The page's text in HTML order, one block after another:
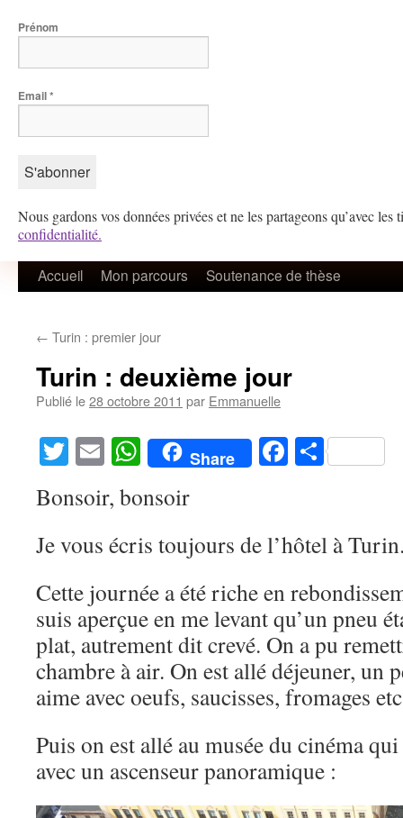
Aller
contenu
Accueil Mon parcours Soutenance de thèse
← Turin : premier jour
Turin : deuxième jour
Publié le28 octobre 2011 par Emmanuelle
Twitter
EmailWhatsApp
Share Facebook
Bonsoir, bonsoir
Je vous écris toujours de l’hôtel à
Cette journée a été riche en
suis aperçue en me levant qu’un pneu
plat, autrement dit crevé. On a pu
chambre à air. On est allé déjeuner, un
aime avec oeufs, saucisses, fromages
Puis on est allé au musée du cinéma
avec un ascenseur panoramique :
Prénom
Email*
Nous gardons vos données privées et ne les partageons qu’avec
confidentialité.